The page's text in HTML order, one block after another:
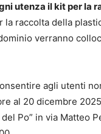
utenza il kit per la
raccolta della
verranno
agli utenti
al 20 dicembre
Po” in via Matteo